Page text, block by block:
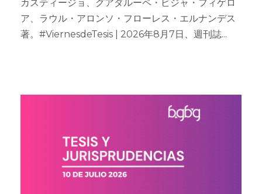
カスティージョ、グアダルーペ・ビジャ・フィゲロ
ア、ラウル・アロンソ・フローレス・エルナンデス
著。#ViernesdeTesis | 2026年8月7日、週刊誌...